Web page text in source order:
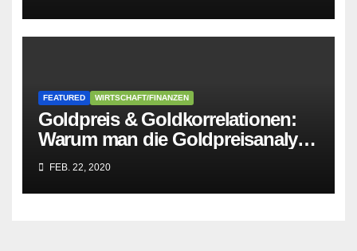
FEATURED WIRTSCHAFT/FINANZEN
Goldpreis & Goldkorrelationen:
Warum man die Goldpreisanalyse
besser Profis überlässt!
FEB. 22, 2020